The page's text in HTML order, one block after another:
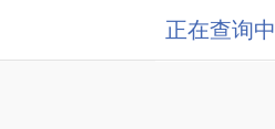
正在查询中